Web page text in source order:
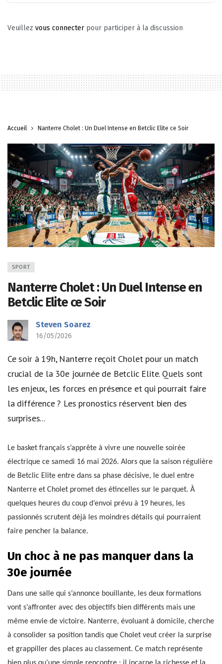
Veuillez vous connecter pour participer à la discussion
Accueil Nanterre Cholet : Un Duel Intense en Betclic Elite ce Soir
SPORT
Nanterre Cholet : Un Duel Intense en
Betclic Elite ce Soir
Steven Soarez
16/05/2026
Ce soir à 19h, Nanterre reçoit Cholet pour un match
crucial de la 30e journée de Betclic Elite. Quels sont
les enjeux, les forces en présence et qui pourrait faire
la différence ? Les pronostics réservent bien des
surprises...
Le basket français s’apprête à vivre une nouvelle soirée
électrique ce samedi 16 mai 2026. Alors que la saison régulière
de Betclic Elite entre dans sa phase décisive, le duel entre
Nanterre et Cholet promet des étincelles sur le parquet. À
quelques heures du coup d’envoi prévu à 19 heures, les
passionnés scrutent déjà les moindres détails qui pourraient
faire pencher la balance.
Un choc à ne pas manquer dans la
30e journée
Dans une salle qui s’annonce bouillante, les deux formations
vont s’affronter avec des objectifs bien différents mais une
même envie de victoire. Nanterre, évoluant à domicile, cherche
à consolider sa position tandis que Cholet veut créer la surprise
et grappiller des places au classement. Ce match représente